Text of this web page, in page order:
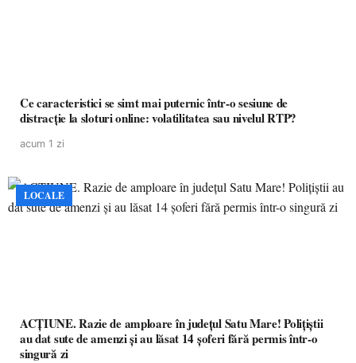
Ce caracteristici se simt mai puternic într-o sesiune de
distracție la sloturi online: volatilitatea sau nivelul RTP?
acum 1 zi
LOCALE
ACȚIUNE. Razie de amploare în județul Satu Mare! Polițiștii
au dat sute de amenzi și au lăsat 14 șoferi fără permis într-o
singură zi